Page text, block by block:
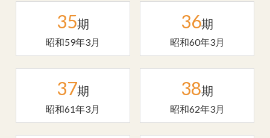
35期
昭和59年3月
36期
昭和60年3月
37期
昭和61年3月
38期
昭和62年3月